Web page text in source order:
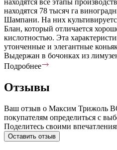
находятся 78 тысяч га
Шампани. На них
Блан, который отличается
кислотностью. Эта
утонченные и элегантные
Выдержан в бочонках из
Подробнее
Отзывы
Ваш отзыв о Максим Трижоль
покупателям определиться с
Поделитесь своими
Оставить отзыв